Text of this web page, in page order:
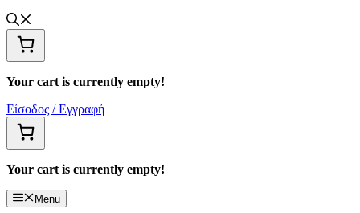
Your cart is currently empty!
Είσοδος / Εγγραφή
Your cart is currently empty!
Menu